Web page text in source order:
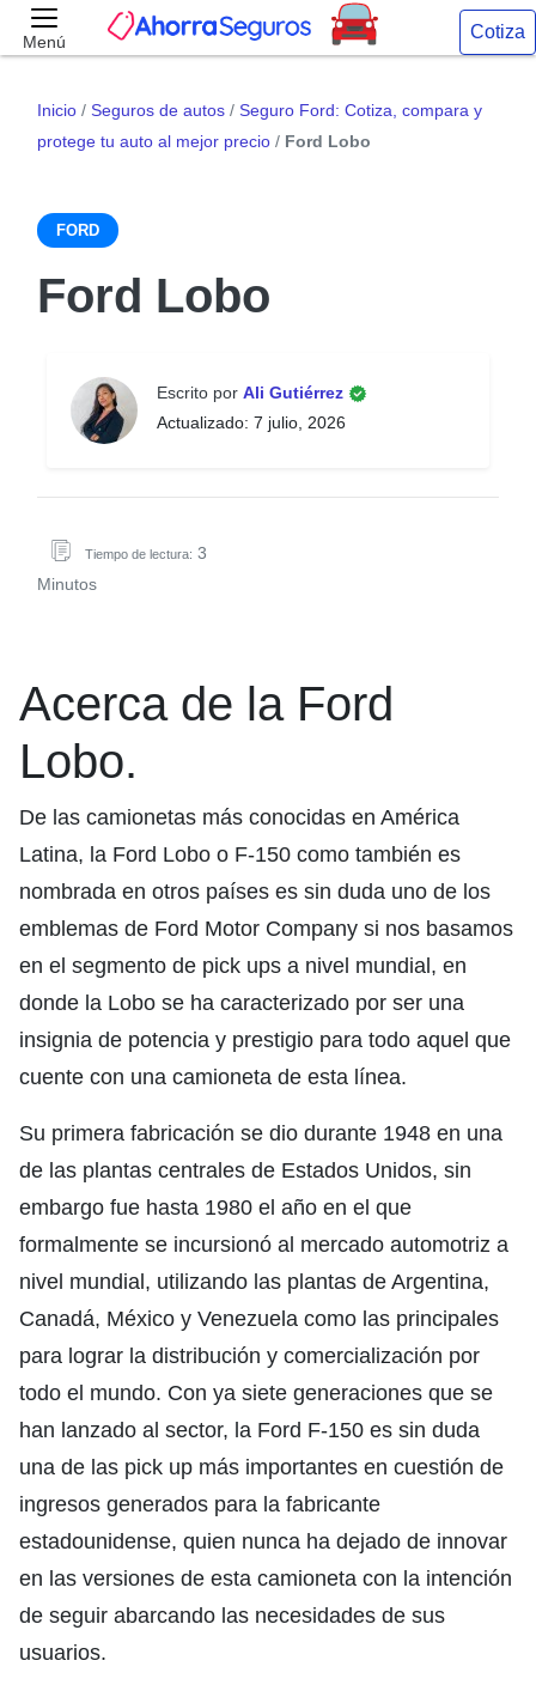
Menú Cotiza
Inicio / Seguros de autos / Seguro Ford: Cotiza, compara y
protege tu auto al mejor precio / Ford Lobo
FORD
Ford Lobo
Escrito por Ali Gutiérrez
Actualizado: 7 julio, 2026
Tiempo de lectura: 3
Minutos
Acerca de la Ford
Lobo.
De las camionetas más conocidas en América
Latina, la Ford Lobo o F-150 como también es
nombrada en otros países es sin duda uno de los
emblemas de Ford Motor Company si nos basamos
en el segmento de pick ups a nivel mundial, en
donde la Lobo se ha caracterizado por ser una
insignia de potencia y prestigio para todo aquel que
cuente con una camioneta de esta línea.
Su primera fabricación se dio durante 1948 en una
de las plantas centrales de Estados Unidos, sin
embargo fue hasta 1980 el año en el que
formalmente se incursionó al mercado automotriz a
nivel mundial, utilizando las plantas de Argentina,
Canadá, México y Venezuela como las principales
para lograr la distribución y comercialización por
todo el mundo. Con ya siete generaciones que se
han lanzado al sector, la Ford F-150 es sin duda
una de las pick up más importantes en cuestión de
ingresos generados para la fabricante
estadounidense, quien nunca ha dejado de innovar
en las versiones de esta camioneta con la intención
de seguir abarcando las necesidades de sus
usuarios.